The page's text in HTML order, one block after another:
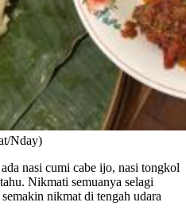
Nday)
nasi cumi cabe ijo, nasi tongkol
Nikmati semuanya selagi
nikmat di tengah udara